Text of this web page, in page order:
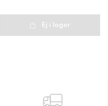
krTidigare
Ej i lager